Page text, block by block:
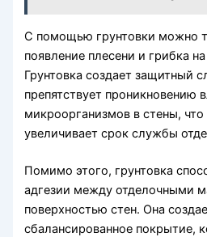
С помощью грунтовки можно
появление плесени и грибка
Грунтовка создает защитный
препятствует проникновению
микроорганизмов в стены,
увеличивает срок службы
Помимо этого, грунтовка
адгезии между отделочными
поверхностью стен. Она
сбалансированное покрытие,